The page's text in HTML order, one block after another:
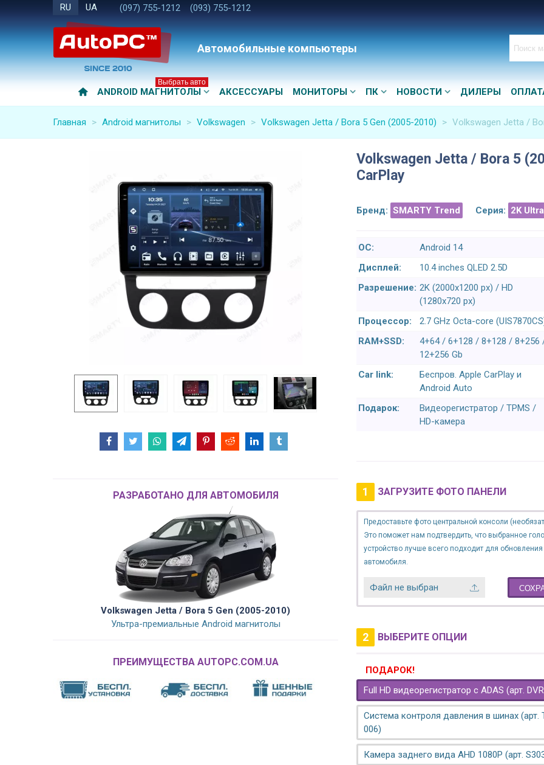
RU UA (097) 755-1212 (093) 755-1212
Автомобильные компьютеры
ANDROID МАГНИТОЛЫ
Выбрать авто
АКСЕССУАРЫ МОНИТОРЫ ПК НОВОСТИ ДИЛЕРЫ
Главная > Android магнитолы > Volkswagen > Volkswagen Jetta / Bora 5 Gen (2005-2010) > Volkswagen Jetta /
РАЗРАБОТАНО ДЛЯ АВТОМОБИЛЯ
Volkswagen Jetta / Bora 5 Gen (2005-2010)
Ультра-премиальные Android магнитолы
ПРЕИМУЩЕСТВА AUTOPC.COM.UA
Volkswagen Jetta / Bora 5
CarPlay
Бренд: SMARTY Trend Серия: 2K
ОС:
Android 14
Дисплей:
10.4 inches QLED 2.5D
Разрешение: 2K (2000x1200 px) / HD
(1280x720 px)
Процессор:
2.7 GHz Octa-core
RAM+SSD:
4+64 / 6+128 / 8+128 / 8+256
12+256 Gb
Car link:
Беспров. Apple CarPlay и
Android Auto
Подарок:
Видеорегистратор / TPMS /
HD-камера
1 ЗАГРУЗИТЕ ФОТО ПАНЕЛИ
Предоставьте фото центральной консоли
Это поможет нам подтвердить, что выбранное
устройство лучше всего подходит для
автомобиля.
Файл не выбран
2 ВЫБЕРИТЕ ОПЦИИ
ПОДАРОК!
Full HD видеорегистратор с ADAS (арт.
Система контроля давления в шинах (арт.
006)
Камера заднего вида AHD 1080P (арт.